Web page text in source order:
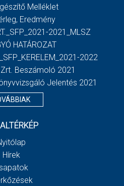
Melléklet
Eredmény
2021_MLSZ
HATÁROZAT
2022
Beszámoló 2021
Jelentés 2021
Hírek